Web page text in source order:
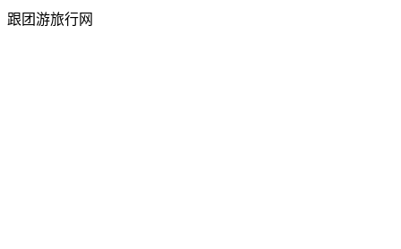
跟团游旅行网